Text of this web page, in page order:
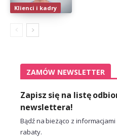
Klienci i kadry
ZAMÓW NEWSLETTER
Zapisz się na listę
newslettera!
Bądź na bieżąco z
rabaty.